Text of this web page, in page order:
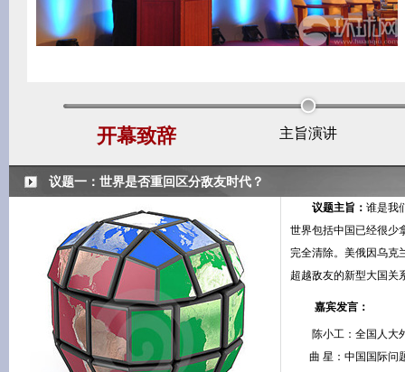
开幕致辞 主旨演讲
议题一：世界是否重回区分敌友时代？
议题主旨： 谁是我
世界包括中国已经很少
完全清除。美俄因乌克
超越敌友的新型大国关
嘉宾发言：
陈小工：全国人大
曲 星：中国国际问